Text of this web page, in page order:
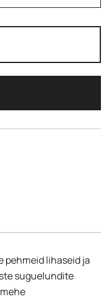
pehmeid lihaseid ja
suguelundite